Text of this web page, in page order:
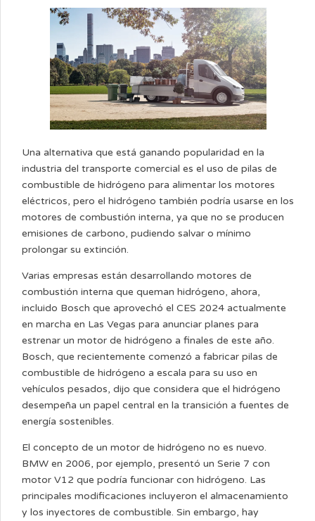
Una alternativa que está ganando popularidad en la
industria del transporte comercial es el uso de pilas de
combustible de hidrógeno para alimentar los motores
eléctricos, pero el hidrógeno también podría usarse en los
motores de combustión interna, ya que no se producen
emisiones de carbono, pudiendo salvar o mínimo
prolongar su extinción.
Varias empresas están desarrollando motores de
combustión interna que queman hidrógeno, ahora,
incluido Bosch que aprovechó el CES 2024 actualmente
en marcha en Las Vegas para anunciar planes para
estrenar un motor de hidrógeno a finales de este año.
Bosch, que recientemente comenzó a fabricar pilas de
combustible de hidrógeno a escala para su uso en
vehículos pesados, dijo que considera que el hidrógeno
desempeña un papel central en la transición a fuentes de
energía sostenibles.
El concepto de un motor de hidrógeno no es nuevo.
BMW en 2006, por ejemplo, presentó un Serie 7 con
motor V12 que podría funcionar con hidrógeno. Las
principales modificaciones incluyeron el almacenamiento
y los inyectores de combustible. Sin embargo, hay